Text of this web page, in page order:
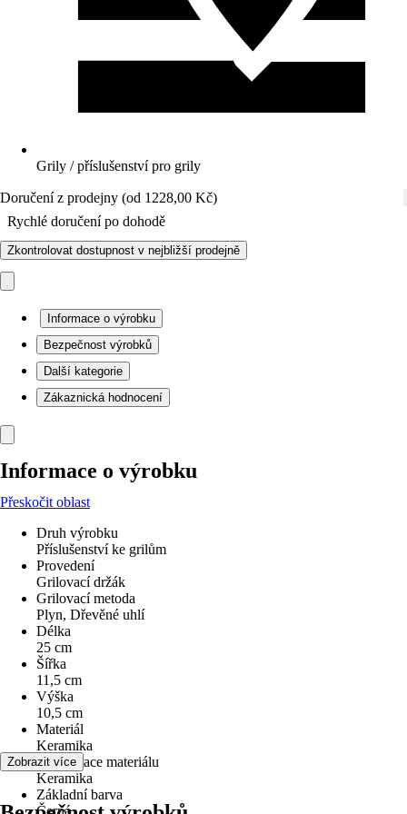
Grily / příslušenství pro grily
Doručení z prodejny (od 1228,00 Kč)
Rychlé doručení po dohodě
Zkontrolovat dostupnost v nejbližší prodejně
Informace o výrobku
Bezpečnost výrobků
Další kategorie
Zákaznická hodnocení
Informace o výrobku
Přeskočit oblast
Druh výrobku
Příslušenství ke grilům
Provedení
Grilovací držák
Grilovací metoda
Plyn, Dřevěné uhlí
Délka
25 cm
Šířka
11,5 cm
Výška
10,5 cm
Materiál
Keramika
Specifikace materiálu
Keramika
Základní barva
Černá
Zobrazit více